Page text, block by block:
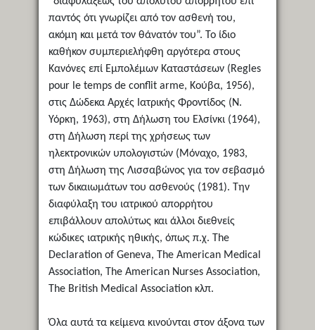
παντός ότι γνωρίζει από τον ασθενή του,
ακόμη και μετά τον θάνατόν του”. Το ίδιο
καθήκον συμπεριελήφθη αργότερα στους
Κανόνες επί Εμπολέμων Καταστάσεων (Regles
pour le temps de conflit arme, Κούβα, 1956),
στις Δώδεκα Αρχές Ιατρικής Φροντίδος (Ν.
Υόρκη, 1963), στη Δήλωση του Ελσίνκι (1964),
στη Δήλωση περί της χρήσεως των
ηλεκτρονικών υπολογιστών (Μόναχο, 1983,
στη Δήλωση της Λισσαβώνος για τον σεβασμό
των δικαιωμάτων του ασθενούς (1981). Την
διαφύλαξη του ιατρικού απορρήτου
επιβάλλουν απολύτως και άλλοι διεθνείς
κώδικες ιατρικής ηθικής, όπως π.χ. The
Declaration of Geneva, The American Medical
Association, The American Nurses Association,
The British Medical Association κλπ.
Όλα αυτά τα κείμενα κινούνται στον άξονα των